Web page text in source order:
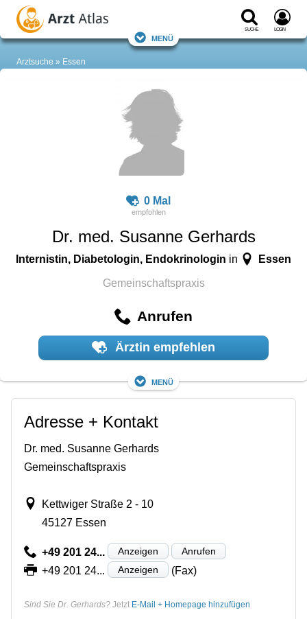
Suche Login
Menü
Arztsuche Essen
0 Mal
Dr. med. Susanne Gerhards
Internistin, Diabetologin, Endokrinologin in Essen
Gemeinschaftspraxis
Anrufen
Ärztin empfehlen
Menü
Adresse + Kontakt
Dr. med. Susanne Gerhards
Gemeinschaftspraxis
Kettwiger Straße 2 - 10
45127 Essen
+49 201 24... Anzeigen Anrufen
+49 201 24... Anzeigen (Fax)
Sind Sie Dr. Gerhards? Jetzt E-Mail + Homepage hinzufügen